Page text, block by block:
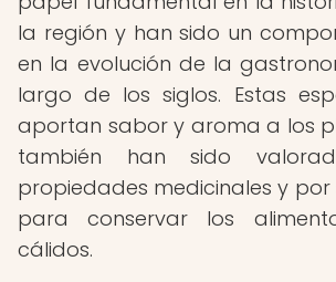
la región y han sido un
en la evolución de la
largo de los siglos. Estas
aportan sabor y aroma a los
también han sido
propiedades medicinales y
para conservar los
cálidos.